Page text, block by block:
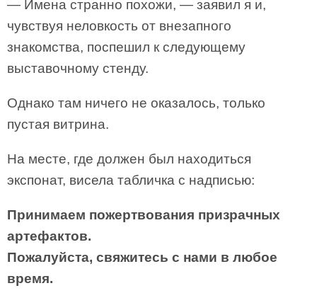
— Имена странно похожи, — заявил я и,
чувствуя неловкость от внезапного
знакомства, поспешил к следующему
выставочному стенду.
Однако там ничего не оказалось, только
пустая витрина.
На месте, где должен был находиться
экспонат, висела табличка с надписью:
Принимаем пожертвования призрачных
артефактов.
Пожалуйста, свяжитесь с нами в любое
время.